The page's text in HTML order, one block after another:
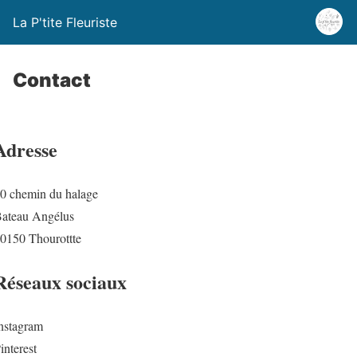
La P'tite Fleuriste
Contact
chemin du halage
Angélus
Thourottte
sociaux